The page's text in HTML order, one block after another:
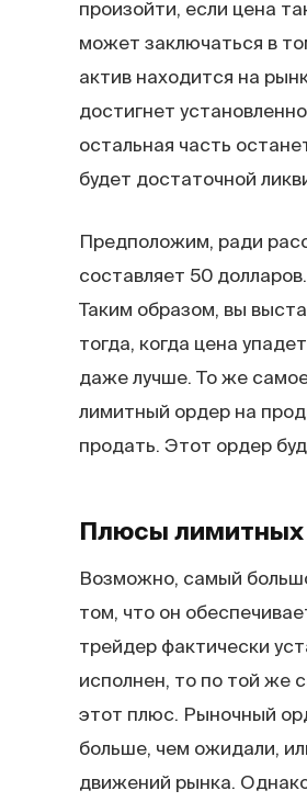
произойти, если цена
может заключаться в
актив находится на
достигнет
остальная часть
будет достаточной
Предположим, ради
составляет 50
Таким образом, вы
тогда, когда цена
даже лучше. То же
лимитный ордер на
продать. Этот ордер
Плюсы лимитных
Возможно, самый
том, что он
трейдер фактически
исполнен, то по той же
этот плюс. Рыночный
больше, чем ожидали,
движений рынка.